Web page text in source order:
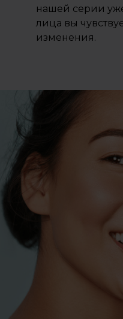
нашей серии
лица вы
изменения.